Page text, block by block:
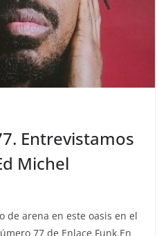
Entrevistamos
Michel
de arena en este oasis en el
77 de Enlace Funk.En